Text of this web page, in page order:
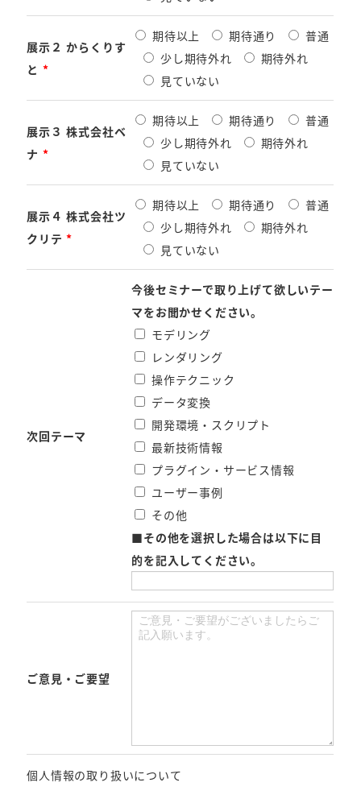
展示２ からくりす
と *
期待以上 期待通り
普通
少し期待外れ
期待外れ
見ていない
展示３ 株式会社ベ
ナ *
期待以上 期待通り
普通
少し期待外れ
期待外れ
見ていない
展示４ 株式会社ツ
クリテ*
期待以上 期待通り
普通
少し期待外れ
期待外れ
見ていない
次回テーマ
今後セミナーで取り上げて欲しいテー
マをお聞かせください。
モデリング
レンダリング
操作テクニック
データ変換
開発環境・スクリプト
最新技術情報
プラグイン・サービス情報
ユーザー事例
その他
■その他を選択した場合は以下に目
的を記入してください。
ご意見・ご要望
個人情報の取り扱いについて